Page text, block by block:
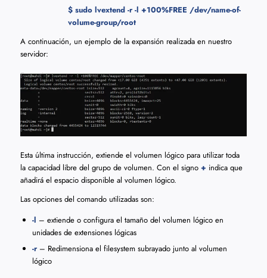
$ sudo lvextend -r -l +100%FREE /dev/name-of-
volume-group/root
A continuación, un ejemplo de la expansión realizada en nuestro
servidor:
Esta última instrucción, extiende el volumen lógico para utilizar toda
la capacidad libre del grupo de volumen. Con el signo + indica que
añadirá el espacio disponible al volumen lógico.
Las opciones del comando utilizadas son:
-l – extiende o configura el tamaño del volumen lógico en
unidades de extensiones lógicas
-r– Redimensiona el filesystem subrayado junto al volumen
lógico